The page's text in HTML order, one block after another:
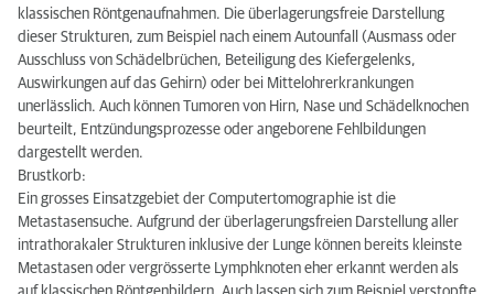
klassischen Röntgenaufnahmen. Die überlagerungsfreie Darstellung
dieser Strukturen, zum Beispiel nach einem Autounfall (Ausmass oder
Ausschluss von Schädelbrüchen, Beteiligung des Kiefergelenks,
Auswirkungen auf das Gehirn) oder bei Mittelohrerkrankungen
unerlässlich. Auch können Tumoren von Hirn, Nase und Schädelknochen
beurteilt, Entzündungsprozesse oder angeborene Fehlbildungen
dargestellt werden.
Brustkorb:
Ein grosses Einsatzgebiet der Computertomographie ist die
Metastasensuche. Aufgrund der überlagerungsfreien Darstellung aller
intrathorakaler Strukturen inklusive der Lunge können bereits kleinste
Metastasen oder vergrösserte Lymphknoten eher erkannt werden als